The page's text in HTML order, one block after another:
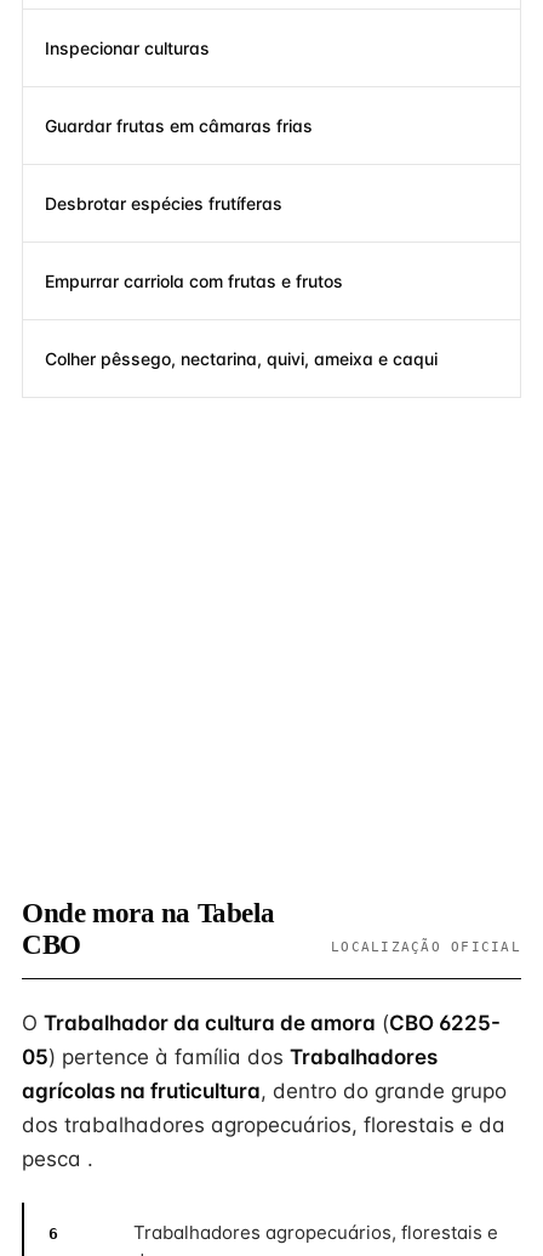
Inspecionar culturas
Guardar frutas em câmaras frias
Desbrotar espécies frutíferas
Empurrar carriola com frutas e frutos
Colher pêssego, nectarina, quivi, ameixa e caqui
Onde mora na Tabela
CBO
LOCALIZAÇÃO OFICIAL
O Trabalhador da cultura de amora (CBO 6225-
05) pertence à família dos Trabalhadores
agrícolas na fruticultura, dentro do grande grupo
dos trabalhadores agropecuários, florestais e da
pesca .
6
Trabalhadores agropecuários, florestais e